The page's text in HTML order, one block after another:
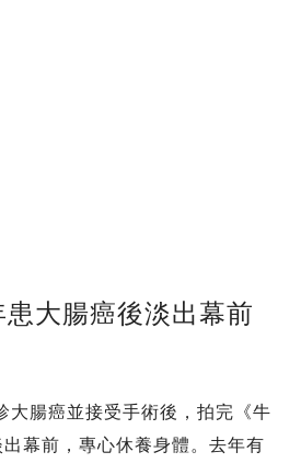
大腸癌後淡出幕前
大腸癌並接受手術後，拍完《牛
幕前，專心休養身體。去年有